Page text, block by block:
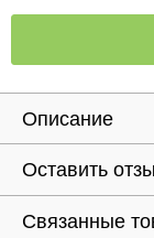
Описание
Оставить
Связанные